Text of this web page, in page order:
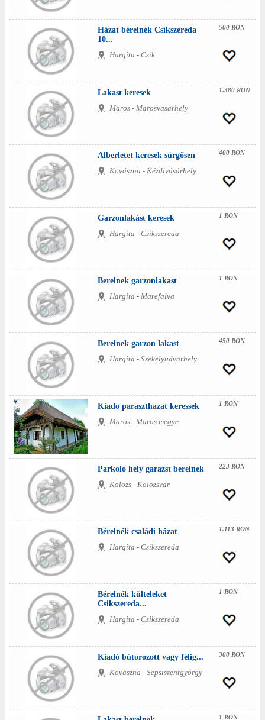
Házat bérelnék Csíkszereda
10...
Hargita - Csík
500 RON
Lakast keresek
Maros - Marosvasarhely
1.380 RON
Alberletet keresek sürgősen
Kovászna - Kézdivásárhely
400 RON
Garzonlakást keresek
Hargita - Csikszereda
1 RON
Berelnek garzonlakast
Hargita - Marefalva
1 RON
Berelnek garzon lakast
Hargita - Szekelyudvarhely
450 RON
Kiado paraszthazat keressek
Maros - Maros megye
1 RON
Parkolo hely garazst berelnek
Kolozs - Kolozsvar
223 RON
Bérelnék családi házat
Hargita - Csíkszereda
1.113 RON
Bérelnék külteleket
Csikszereda...
Hargita - Csikszereda
1 RON
Kiadó bútorozott vagy félig...
Kovászna - Sepsiszentgyörgy
300 RON
1 RON